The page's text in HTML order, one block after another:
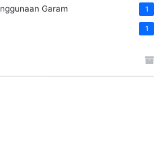
Garam 1
1